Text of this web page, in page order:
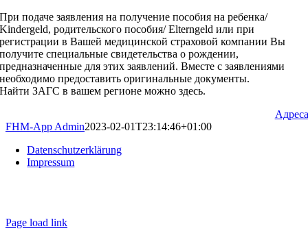
При подаче заявления на получение пособия на ребенка/
Kindergeld, родительского пособия/ Elterngeld или при
регистрации в Вашей медицинской страховой компании Вы
получите специальные свидетельства о рождении,
предназначенные для этих заявлений. Вместе с заявлениями
необходимо предоставить оригинальные документы.
Найти ЗАГС в вашем регионе можно здесь.
Адреса
FHM-App Admin2023-02-01T23:14:46+01:00
Datenschutzerklärung
Impressum
Page load link